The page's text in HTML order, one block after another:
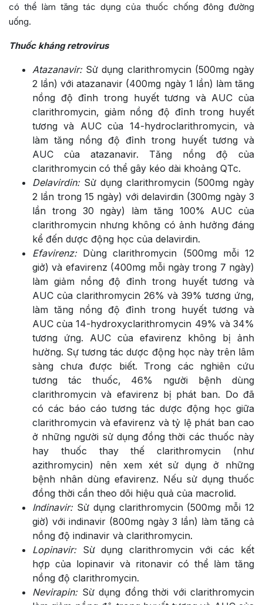
có thể làm tăng tác dụng của thuốc chống đông đường
uống.
Thuốc kháng retrovirus
Atazanavir:Sử dụng clarithromycin (500mg ngày
2 lần) với atazanavir (400mg ngày 1 lần) làm tăng
nồng độ đỉnh trong huyết tương và AUC của
clarithromycin, giảm nồng độ đỉnh trong huyết
tương và AUC của 14-hydroclarithromycin, và
làm tăng nồng độ đỉnh trong huyết tương và
AUC của atazanavir. Tăng nồng độ của
clarithromycin có thể gây kéo dài khoảng QTc.
Delavirdin:Sử dụng clarithromycin (500mg ngày
2 lần trong 15 ngày) với delavirdin (300mg ngày 3
lần trong 30 ngày) làm tăng 100% AUC của
clarithromycin nhưng không có ảnh hưởng đáng
kể đến dược động học của delavirdin.
Efavirenz:Dùng clarithromycin (500mg mỗi 12
giở) và efavirenz (400mg mỗi ngày trong 7 ngày)
làm giảm nồng độ đỉnh trong huyết tương và
AUC của clarithromycin 26% và 39% tương ứng,
làm tăng nồng độ đỉnh trong huyết tương và
AUC cùa 14-hydroxyclarithromycin 49% và 34%
tương ứng. AUC của efavirenz không bị ảnh
hường. Sự tương tác dược động học này trên lâm
sàng chưa được biết. Trong các nghiên cứu
tương tác thuốc, 46% người bệnh dùng
clarithromycin và efavirenz bị phát ban. Do đã
có các báo cáo tương tác dược động học giữa
clarithromycin và efavirenz và tỷ lệ phát ban cao
ở những người sử dụng đồng thời các thuốc này
hay thuốc thay thế clarithromycin (như
azithromycin) nên xem xét sử dụng ở những
bệnh nhân dùng efavirenz. Nếu sử dụng thuốc
đồng thời cần theo dõi hiệu quả của macrolid.
Indinavir:Sử dụng clarithromycin (500mg mỗi 12
giờ) với indinavir (800mg ngày 3 lần) làm tăng cả
nồng độ indinavir và clarithromycin.
Lopinavir:Sừ dụng clarithromycin với các kết
hợp của lopinavir và ritonavir có thể làm tăng
nồng độ clarithromycin.
Nevirapin:Sừ dụng đồng thời với clarithromycin